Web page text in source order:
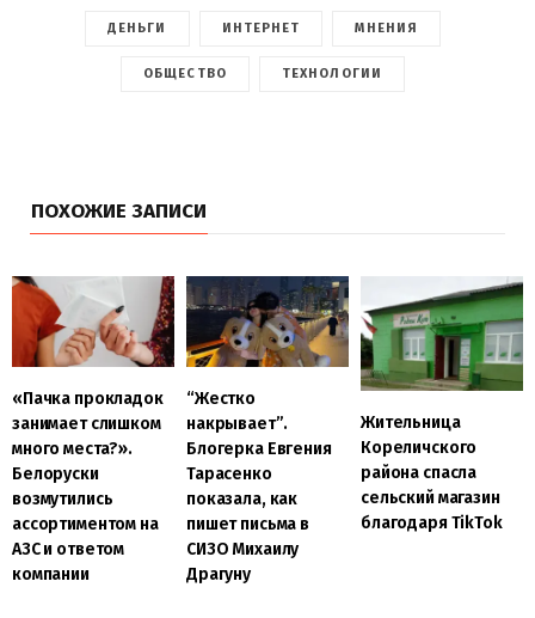
ДЕНЬГИ ИНТЕРНЕТ МНЕНИЯ
ОБЩЕСТВО ТЕХНОЛОГИИ
ПОХОЖИЕ ЗАПИСИ
«Пачка прокладок
занимает слишком
много места?».
Белоруски
возмутились
ассортиментом на
АЗС и ответом
компании
“Жестко
накрывает”.
Блогерка Евгения
Тарасенко
показала, как
пишет письма в
СИЗО Михаилу
Драгуну
Жительница
Кореличского
района спасла
сельский магазин
благодаря TikTok